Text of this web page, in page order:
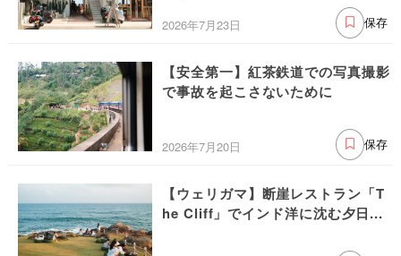
2026年7月23日 保存
【安全第一】紅茶鉄道での写真撮影
で事故を起こさないために
2026年7月20日 保存
【ウェリガマ】断崖レストラン「T
he Cliff」でインド洋に沈む夕日...